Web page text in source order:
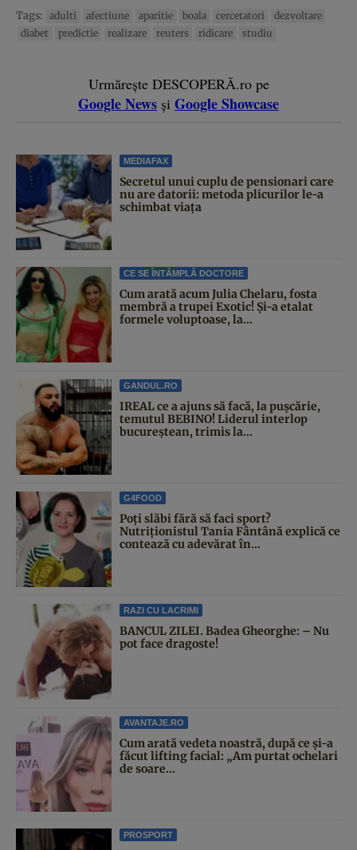
Tags: adulti afectiune aparitie boala cercetatori
dezvoltare
diabet
predictie realizare reuters ridicare studiu
Urmărește DESCOPERĂ.ro pe
Google News și Google Showcase
MEDIAFAX
Secretul unui cuplu de pensionari care
nu are datorii: metoda plicurilor le-a
schimbat viața
CE SE ÎNTÂMPLĂ DOCTORE
Cum arată acum Julia Chelaru, fosta
membră a trupei Exotic! Și-a etalat
formele voluptoase, la...
GANDUL.RO
IREAL ce a ajuns să facă, la pușcărie,
temutul BEBINO! Liderul interlop
bucureștean, trimis la...
G4FOOD
Poți slăbi fără să faci sport?
Nutriționistul Tania Fântână explică ce
contează cu adevărat în...
RAZI CU LACRIMI
BANCUL ZILEI. Badea Gheorghe: – Nu
pot face dragoste!
AVANTAJE.RO
Cum arată vedeta noastră, după ce și-a
făcut lifting facial: „Am purtat ochelari
de soare...
PROSPORT